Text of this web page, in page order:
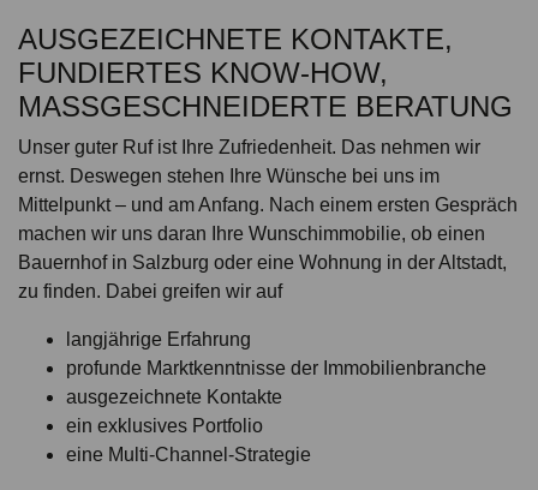
AUSGEZEICHNETE KONTAKTE,
FUNDIERTES KNOW-HOW,
MASSGESCHNEIDERTE BERATUNG
Unser guter Ruf ist Ihre Zufriedenheit. Das nehmen wir
ernst. Deswegen stehen Ihre Wünsche bei uns im
Mittelpunkt – und am Anfang. Nach einem ersten Gespräch
machen wir uns daran Ihre Wunschimmobilie, ob einen
Bauernhof in Salzburg oder eine Wohnung in der Altstadt,
zu finden. Dabei greifen wir auf
langjährige Erfahrung
profunde Marktkenntnisse der Immobilienbranche
ausgezeichnete Kontakte
ein exklusives Portfolio
eine Multi-Channel-Strategie